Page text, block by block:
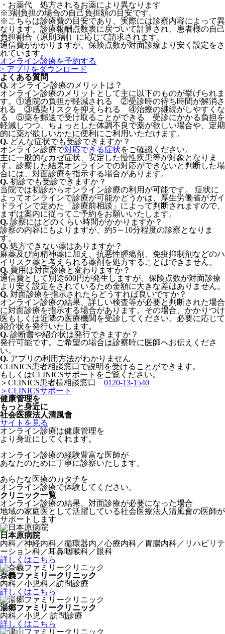
・お薬代 処方されるお薬により異なります
※3割負担の場合の自己負担額の目安です。
※こちらは診療費の目安であり、実際には診察内容によって異
なります。診療報酬点数表に戻づいて計算され、患者様の自己
負担割合（原則3割）に応じて請求されます。
通信費がかかりますが、保険点数が対面診療より安く設定をさ
れています。
オンライン診療を予約する
> アプリをダウンロード
よくある質問
Q. オンライン診療のメリットは？
オンライン診療のメリットとして主に以下のものが挙げられま
す。①通院の負担が軽減される ②受診時の待ち時間が解消さ
れる ③感染リスクを抑えられる ④治療の継続がしやすくな
る ⑤薬を郵送で受け取ることができる 受診にかかる負担を
軽減しつつ、ちょっとした体調不良で薬が欲しい場合や、定期
的に薬が欲しいかたに便利にご利用いただけます。
Q. どんな症状でも受診できますか​？
オンライン診療で対応できる症状をご確認ください。
主に一般的なカゼ症状、安定した慢性疾患等が対象となりま
す。​診察した結果オンラインでの対応ができないと判断した場
合には、対面診療を指示する場合があります。
Q. 初診でも受診できますか​？
​当院では初診からオンライン診療の利用が可能です。 症状に
よってオンラインで診療が可能かどうかは、厚生労働省がガイ
ドラインで定めた「診療前相談」によって判断されますので、
まずは案内に従ってご予約をお願いいたします。
Q. 診察にはどのくらい時間がかかりますか？
診察の内容にもよりますが、約5～10分程度の診察となりま
す。
Q. 処方できない薬はありますか？
麻薬及び向精神薬に加え、抗悪性腫瘍剤、免疫抑制剤などのハ
イリスク薬と考えられる薬剤を処方することはできません。
Q. 費用は対面診療と変わりますか？
通信費として別途600円が発生しますが、保険点数が対面診療
より安く設定をされているため金額に大きな差はありません。
Q. 対面診療を指示されたらどうすれば良いですか？
オンライン診療の結果、詳しい検査等が必要と判断された場合
に対面診療を指示する場合があります。その場合、かかりつけ
医もしくは近隣の医療機関を受診してください。必要に応じて
紹介状を発行いたします。
Q. 診断書や紹介状は発行できますか？
発行可能です。ご希望の場合は診察時に医師へお伝えくださ
い。
Q. アプリの利用方法がわかりません
CLINICS患者相談窓口で説明を受けることができます。
もしくはCLINICSサポートをご覧ください。
＞CLINICS患者様相談窓口​ 0120-13-1540
​＞CLINICSサポート
健康管理を
もっと身近に
社会医療法人清風會
サイトを見る
オンライン診療は健康管理を
より身近にしてくれます。
オンライン診療の経験豊富な医師が
あなたのために丁寧に診察いたします。
あらたな医療のカタチを
オンライン診療で体験してください。
クリニック一覧
オンライン診療の結果、対面診療が必要になった場合
地域の家庭医として活躍している社会医療法人清風會の医師が
サポートします
日本原病院
内科／神経内科／循環器内／心療内科／胃腸内科／リハビリテ
ーション科／耳鼻咽喉科／眼科
詳しくはこちら
奈義ファミリークリニック
内科／小児科／訪問診療
詳しくはこちら
湯郷ファミリークリニック
内科／小児／ 訪問診療
詳しくはこちら